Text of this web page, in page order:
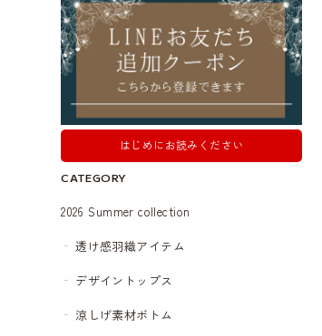
はじめにお読みください
CATEGORY
2026 Summer collection
透け感羽織アイテム
デザイントップス
涼しげ素材ボトム